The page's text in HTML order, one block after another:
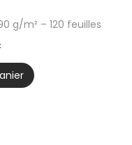
g/m² – 120 feuilles